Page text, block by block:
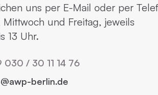
uns per E-Mail oder per
Mittwoch und Freitag, jeweils
13 Uhr.
030 / 30 11 14 76
berlin.de